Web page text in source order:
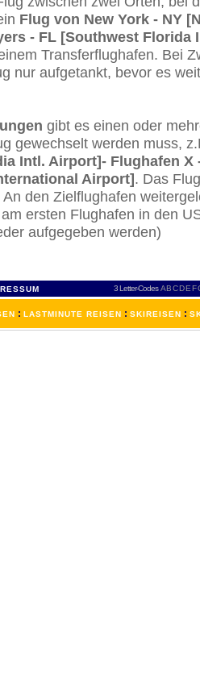
Flug von New York - NY
- FL [Southwest Florida
Transferflughafen. Bei
nur aufgetankt, bevor es
gibt es einen oder
gewechselt werden muss,
Intl. Airport]- Flughafen X
Airport]. Das
den Zielflughafen
ersten Flughafen in den
aufgegeben werden)
3 Letter-Codes ABCDEF
: LASTMINUTE REISEN : SKIREISEN :